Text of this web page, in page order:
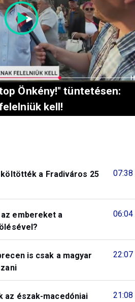
Önkény!" tüntetésen:
kell!
07:38
a Fradiváros 25
06:04
embereket a
22:07
is csak a magyar
21:08
az észak-macedóniai